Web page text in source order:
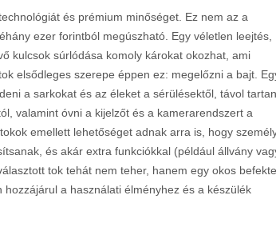
és prémium minőséget. Ez nem az a
ezer forintból megúszható. Egy véletlen leejtés,
kulcsok súrlódása komoly károkat okozhat, ami
elsődleges szerepe éppen ez: megelőzni a bajt.
a sarkokat és az éleket a sérülésektől, távol
valamint óvni a kijelzőt és a kamerarendszert a
emellett lehetőséget adnak arra is, hogy
és akár extra funkciókkal (például állvány
tok tehát nem teher, hanem egy okos
a használati élményhez és a készülék